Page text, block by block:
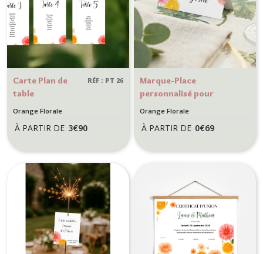
Carte Plan de
table
personnalisée -
Mariage style
Florale
RÉF : PT 26
Orange Florale
À PARTIR DE 3€90
Marque-Place
personnalisé pour
Mariage thème Floral,
florale
Orange Florale
À PARTIR DE 0€69